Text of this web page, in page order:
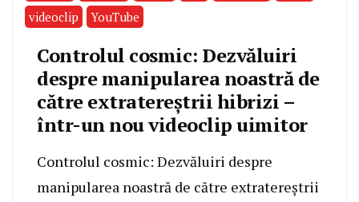
videoclip
YouTube
Controlul cosmic: Dezvăluiri
despre manipularea noastră de
către extratereștrii hibrizi –
într-un nou videoclip uimitor
Controlul cosmic: Dezvăluiri despre
manipularea noastră de către extratereștrii